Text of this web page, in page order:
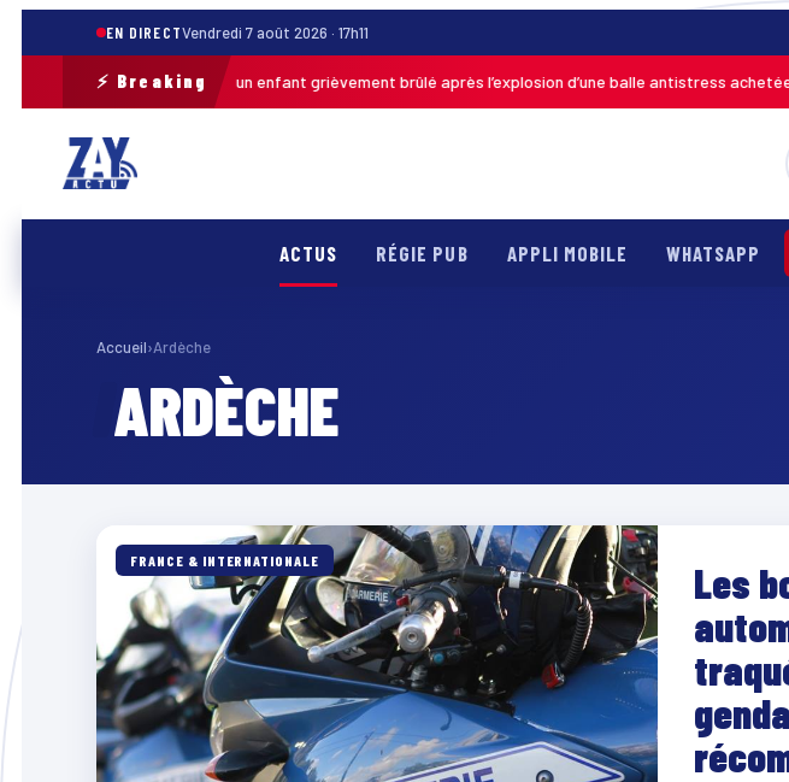
EN DIRECTVendredi 7 août 2026 · 17h11
⚡ Breaking
Pas-de-Calais : un enfant grièvement brûlé après l’explosion d’une balle antistress achetée en
ACTUS RÉGIE PUB APPLI MOBILE WHATSAPP
Accueil›Ardèche
ARDÈCHE
FRANCE & INTERNATIONALE
Les